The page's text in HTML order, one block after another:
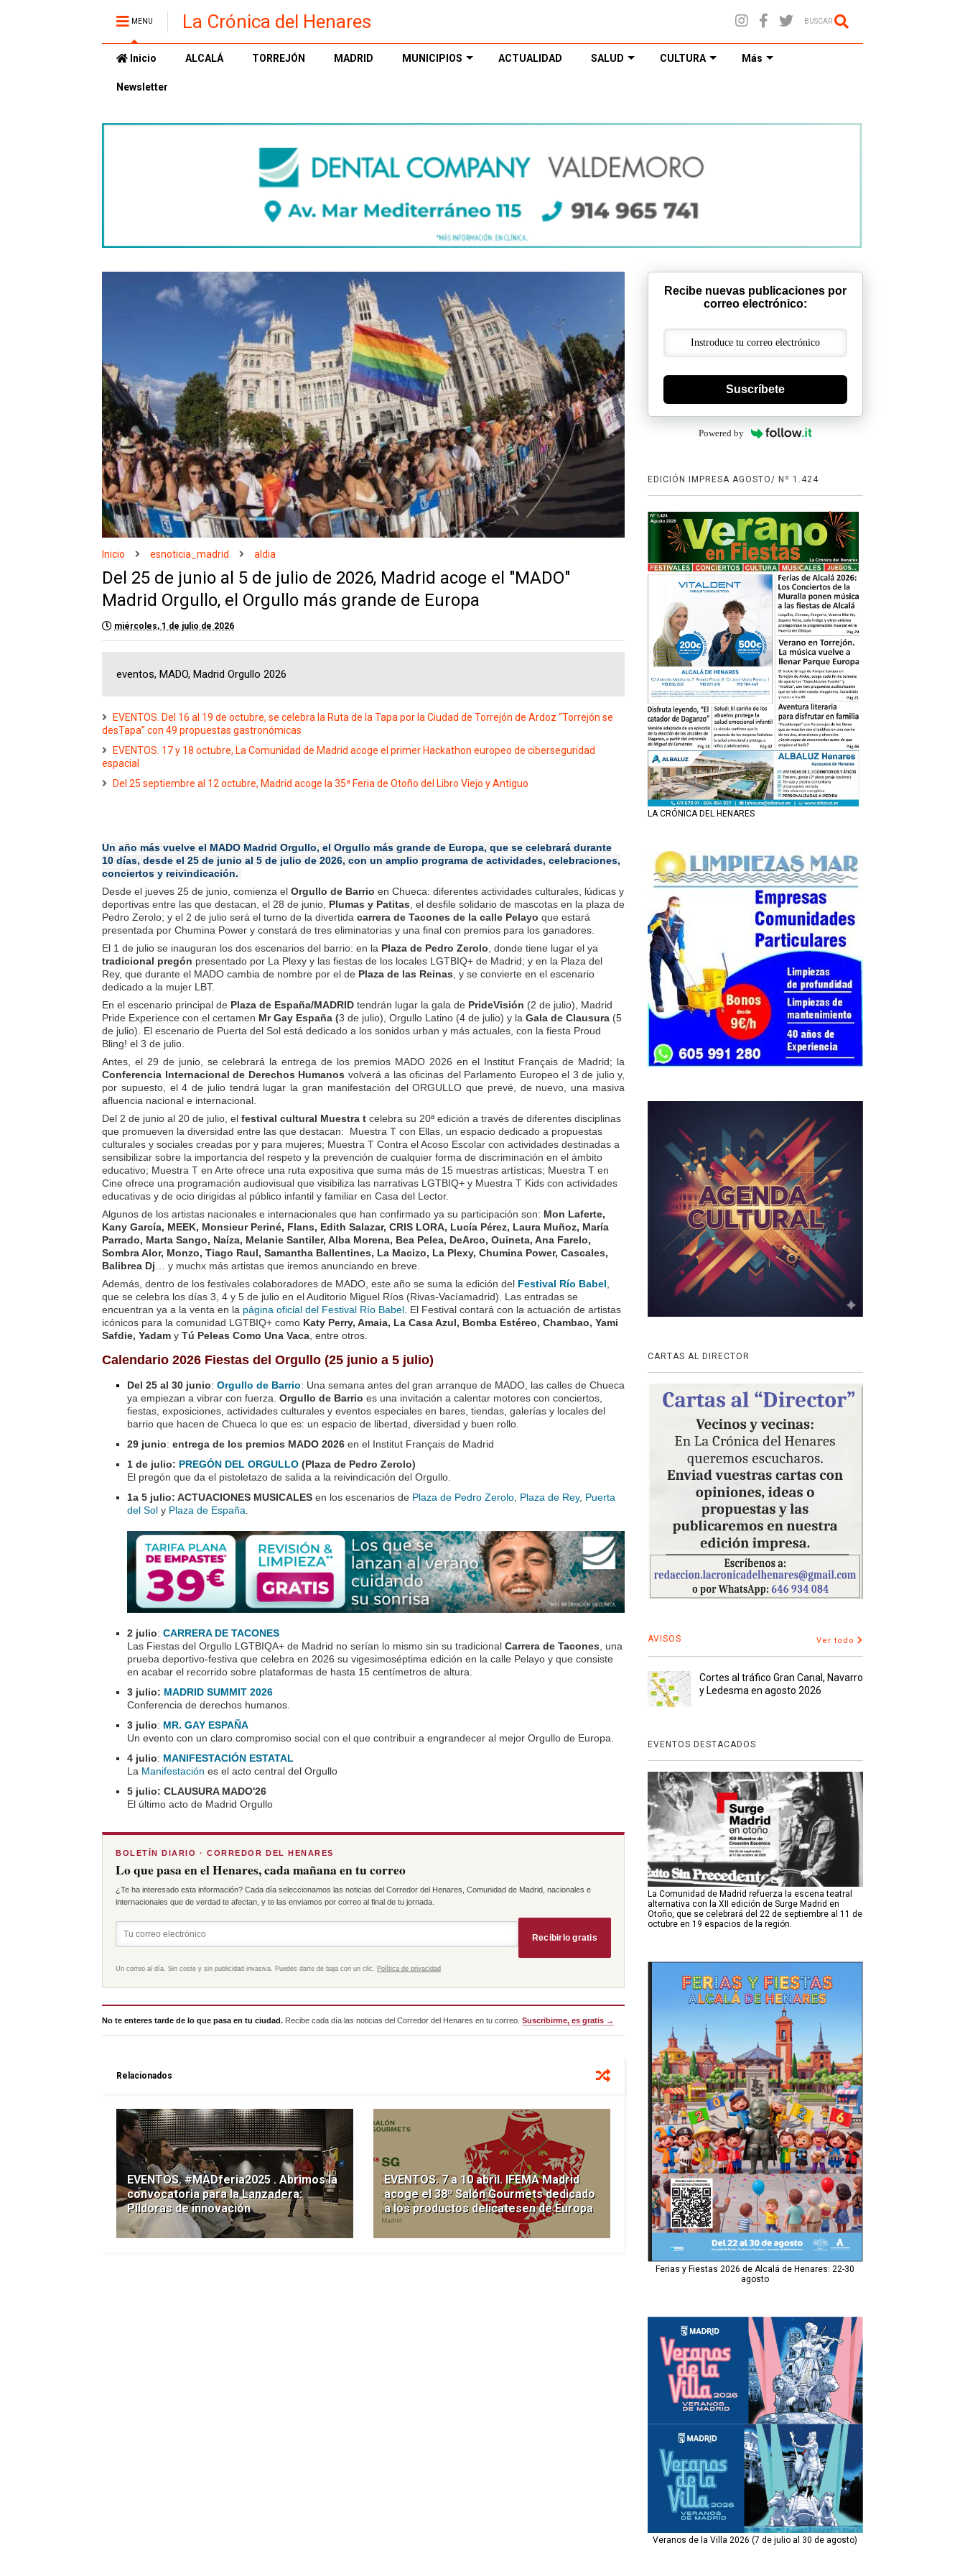
MENU La Crónica del Henares BUSCAR
Inicio ALCALÁ TORREJÓN MADRID MUNICIPIOS ACTUALIDAD SALUD CULTURA Más
Newsletter
Inicio esnoticia_madrid aldia
Del 25 de junio al 5 de julio de 2026, Madrid acoge el "MADO"
Madrid Orgullo, el Orgullo más grande de Europa
miércoles, 1 de julio de 2026
eventos, MADO, Madrid Orgullo 2026
EVENTOS. Del 16 al 19 de octubre, se celebra la Ruta de la Tapa por la Ciudad de Torrejón de Ardoz “Torrejón se
desTapa” con 49 propuestas gastronómicas
EVENTOS. 17 y 18 octubre, La Comunidad de Madrid acoge el primer Hackathon europeo de ciberseguridad
espacial
Del 25 septiembre al 12 octubre, Madrid acoge la 35ª Feria de Otoño del Libro Viejo y Antiguo
Un año más vuelve el MADO Madrid Orgullo, el Orgullo más grande de Europa, que se celebrará durante
10 días, desde el 25 de junio al 5 de julio de 2026, con un amplio programa de actividades, celebraciones,
conciertos y reivindicación.
Desde el jueves 25 de junio, comienza el Orgullo de Barrio en Chueca: diferentes actividades culturales, lúdicas y
deportivas entre las que destacan, el 28 de junio, Plumas y Patitas , el desfile solidario de mascotas en la plaza de
Pedro Zerolo; y el 2 de julio será el turno de la divertida carrera de Tacones de la calle Pelayo que estará
presentada por Chumina Power y constará de tres eliminatorias y una final con premios para los ganadores.
El 1 de julio se inauguran los dos escenarios del barrio: en la Plaza de Pedro Zerolo , donde tiene lugar el ya
tradicional pregón presentado por La Plexy y las fiestas de los locales LGTBIQ+ de Madrid; y en la Plaza del
Rey, que durante el MADO cambia de nombre por el de Plaza de las Reinas , y se convierte en el escenario
dedicado a la mujer LBT.
En el escenario principal de Plaza de España/MADRID tendrán lugar la gala de PrideVisión (2 de julio), Madrid
Pride Experience con el certamen Mr Gay España (3 de julio), Orgullo Latino (4 de julio) y la Gala de Clausura (5
de julio). El escenario de Puerta del Sol está dedicado a los sonidos urban y más actuales, con la fiesta Proud
Bling! el 3 de julio.
Antes, el 29 de junio, se celebrará la entrega de los premios MADO 2026 en el Institut Français de Madrid; la
Conferencia Internacional de Derechos Humanos volverá a las oficinas del Parlamento Europeo el 3 de julio y,
por supuesto, el 4 de julio tendrá lugar la gran manifestación del ORGULLO que prevé, de nuevo, una masiva
afluencia nacional e internacional.
Del 2 de junio al 20 de julio, el festival cultural Muestra t celebra su 20ª edición a través de diferentes disciplinas
que promueven la diversidad entre las que destacan: Muestra T con Ellas, un espacio dedicado a propuestas
culturales y sociales creadas por y para mujeres; Muestra T Contra el Acoso Escolar con actividades destinadas a
sensibilizar sobre la importancia del respeto y la prevención de cualquier forma de discriminación en el ámbito
educativo; Muestra T en Arte ofrece una ruta expositiva que suma más de 15 muestras artísticas; Muestra T en
Cine ofrece una programación audiovisual que visibiliza las narrativas LGTBIQ+ y Muestra T Kids con actividades
educativas y de ocio dirigidas al público infantil y familiar en Casa del Lector.
Algunos de los artistas nacionales e internacionales que han confirmado ya su participación son: Mon Laferte,
Kany García, MEEK, Monsieur Periné, Flans, Edith Salazar, CRIS LORA, Lucía Pérez, Laura Muñoz, María
Parrado, Marta Sango, Naíza, Melanie Santiler, Alba Morena, Bea Pelea, DeArco, Ouineta, Ana Farelo,
Sombra Alor, Monzo, Tiago Raul, Samantha Ballentines, La Macizo, La Plexy, Chumina Power, Cascales,
Balibrea Dj … y muchx más artistas que iremos anunciando en breve.
Además, dentro de los festivales colaboradores de MADO, este año se suma la edición del Festival Río Babel
que se celebra los días 3, 4 y 5 de julio en el Auditorio Miguel Ríos (Rivas-Vacíamadrid). Las entradas se
encuentran ya a la venta en la página oficial del Festival Río Babel . El Festival contará con la actuación de artistas
icónicos para la comunidad LGTBIQ+ como Katy Perry, Amaia, La Casa Azul, Bomba Estéreo, Chambao, Yami
Safdie, Yadam y Tú Peleas Como Una Vaca , entre otros.
Calendario 2026 Fiestas del Orgullo (25 junio a 5 julio)
Del 25 al 30 junio: Orgullo de Barrio: Una semana antes del gran arranque de MADO, las calles de Chueca
ya empiezan a vibrar con fuerza. Orgullo de Barrio es una invitación a calentar motores con conciertos,
fiestas, exposiciones, actividades culturales y eventos especiales en bares, tiendas, galerías y locales del
barrio que hacen de Chueca lo que es: un espacio de libertad, diversidad y buen rollo.
29 junio: entrega de los premios MADO 2026 en el Institut Français de Madrid
1 de julio: PREGÓN DEL ORGULLO (Plaza de Pedro Zerolo)
El pregón que da el pistoletazo de salida a la reivindicación del Orgullo.
1a 5 julio: ACTUACIONES MUSICALES en los escenarios de Plaza de Pedro Zerolo Plaza de Rey, Puerta
del Sol y Plaza de España
2 julio: CARRERA DE TACONES
Las Fiestas del Orgullo LGTBIQA+ de Madrid no serían lo mismo sin su tradicional Carrera de Tacones , una
prueba deportivo-festiva que celebra en 2026 su vigesimoséptima edición en la calle Pelayo y que consiste
en acabar el recorrido sobre plataformas de hasta 15 centímetros de altura.
3 julio: MADRID SUMMIT 2026
Conferencia de derechos humanos.
3 julio: MR. GAY ESPAÑA
Un evento con un claro compromiso social con el que contribuir a engrandecer al mejor Orgullo de Europa.
4 julio: MANIFESTACIÓN ESTATAL
La Manifestación es el acto central del Orgullo
5 julio: CLAUSURA MADO'26
El último acto de Madrid Orgullo
BOLETÍN DIARIO · CORREDOR DEL HENARES
Lo que pasa en el Henares, cada mañana en tu correo
¿Te ha interesado esta información? Cada día seleccionamos las noticias del Corredor del Henares, Comunidad de Madrid, nacionales e
internacionales que de verdad te afectan, y te las enviamos por correo al final de tu jornada.
Recibirlo gratis
Un correo al día. Sin coste y sin publicidad invasiva. Puedes darte de baja con un clic. Política de privacidad
No te enteres tarde de lo que pasa en tu ciudad. Recibe cada día las noticias del Corredor del Henares en tu correo. Suscribirme, es gratis →
Relacionados
EVENTOS. #MADferia2025 . Abrimos la
convocatoria para la Lanzadera:
Píldoras de innovación
EVENTOS. 7 a 10 abril. IFEMA Madrid
acoge el 38º Salón Gourmets dedicado
a los productos delicatesen de Europa
Recibe nuevas publicaciones por
correo electrónico:
Suscríbete
Powered by
EDICIÓN IMPRESA AGOSTO/ Nº 1.424
LA CRÓNICA DEL HENARES
CARTAS AL DIRECTOR
AVISOS Ver todo
Cortes al tráfico Gran Canal, Navarro
y Ledesma en agosto 2026
EVENTOS DESTACADOS
La Comunidad de Madrid refuerza la escena teatral
alternativa con la XII edición de Surge Madrid en
Otoño, que se celebrará del 22 de septiembre al 11 de
octubre en 19 espacios de la región.
Ferias y Fiestas 2026 de Alcalá de Henares: 22-30
agosto
Veranos de la Villa 2026 (7 de julio al 30 de agosto)